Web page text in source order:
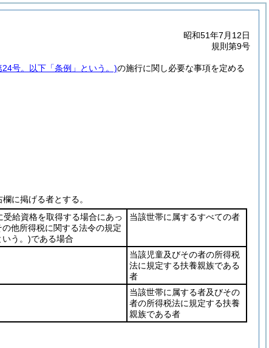
昭和51年7月12日
規則第9号
号。以下「条例」という。)の施行に関し必要な事項を定める
欄に掲げる者とする。
給資格を取得する場合にあっ
の他所得税に関する法令の規定
いう。)である場合
当該世帯に属するすべての者
当該児童及びその者の所得税
法に規定する扶養親族である
者
当該世帯に属する者及びその
者の所得税法に規定する扶養
親族である者